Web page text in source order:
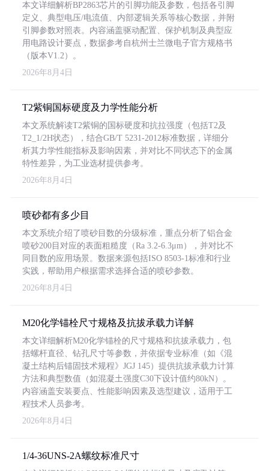
本文详细解析BP2863芯片的引脚功能及参数，包括各引脚
定义、典型电压/电流值、内部逻辑关系等核心数据，并附
引脚参数对照表。内容涵盖驱动配置、保护机制及典型应
用电路设计要点，数据参考自杭州士兰微电子官方规格书
（版本V1.2）。
2026年8月4日
T2紫铜国标硬度及力学性能分析
本文系统解读T2紫铜的国标硬度和抗拉强度（包括T2及
T2_1/2H状态），结合GB/T 5231-2012标准数据，详细分
析其力学性能指标及影响因素，并对比不同状态下的金属
特性差异，为工业选材提供参考。
2026年8月4日
喷砂都有多少目
本文系统介绍了喷砂目数的分级标准，重点分析了铝合金
喷砂200目对应的表面粗糙度（Ra 3.2-6.3μm），并对比不
同目数的应用场景。数据来源包括ISO 8503-1标准和行业
实践，帮助用户根据需求选择合适的喷砂参数。
2026年8月4日
M20化学锚栓尺寸规格及抗拔承载力详解
本文详细解析M20化学锚栓的尺寸规格和抗拔承载力，包
括螺杆直径、钻孔尺寸等参数，并依据专业标准（如《混
凝土结构后锚固技术规程》JGJ 145）提供抗拔承载力计算
方法和典型数值（如混凝土强度C30下设计值约80kN）。
内容涵盖安装要点、性能影响因素及选型建议，适用于工
程技术人员参考。
2026年8月4日
1/4-36UNS-2A螺纹标准尺寸